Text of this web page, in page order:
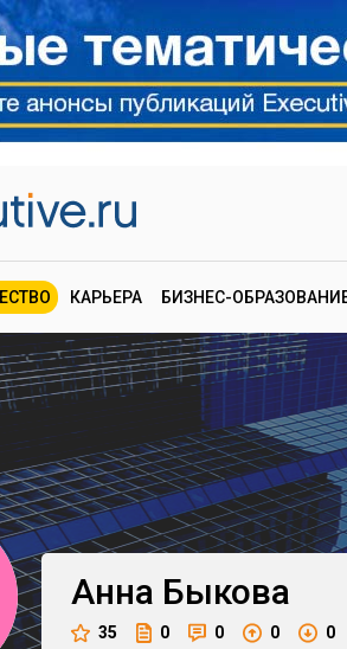
КАРЬЕРА БИЗНЕС-
Анна Быкова
35 0 0 0 0